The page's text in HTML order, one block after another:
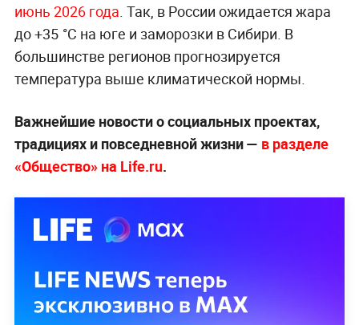
июнь 2026 года. Так, в России ожидается жара
до +35 °C на юге и заморозки в Сибири. В
большинстве регионов прогнозируется
температура выше климатической нормы.
Важнейшие новости о социальных проектах,
традициях и повседневной жизни — в разделе
«Общество» на Life.ru.